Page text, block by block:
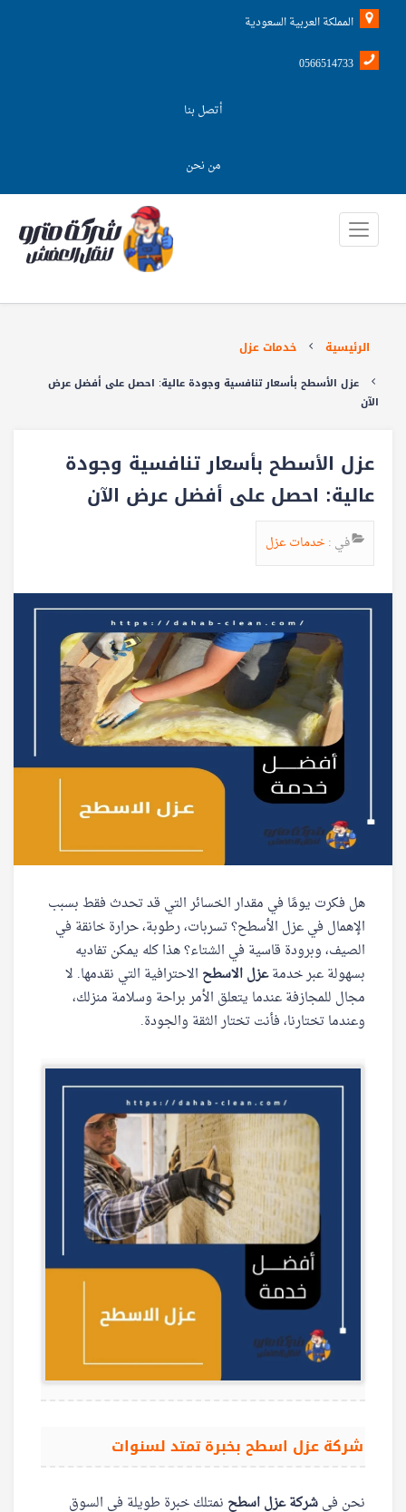
المملكة العربية السعودية
0566514733
أتصل بنا
من نحن
الرئيسية خدمات عزل
عزل الأسطح بأسعار تنافسية وجودة عالية: احصل على أفضل عرض
الآن
عزل الأسطح بأسعار تنافسية وجودة
عالية: احصل على أفضل عرض الآن
في : خدمات عزل
هل فكرت يومًا في مقدار الخسائر التي قد تحدث فقط بسبب
الإهمال في عزل الأسطح؟ تسربات، رطوبة، حرارة خانقة في
الصيف، وبرودة قاسية في الشتاء؟ هذا كله يمكن تفاديه
بسهولة عبر خدمةعزل الاسطح الاحترافية التي نقدمها. لا
مجال للمجازفة عندما يتعلق الأمر براحة وسلامة منزلك،
وعندما تختارنا، فأنت تختار الثقة والجودة.
شركة عزل اسطح بخبرة تمتد لسنوات
نحن فيشركة عزل اسطح نمتلك خبرة طويلة في السوق